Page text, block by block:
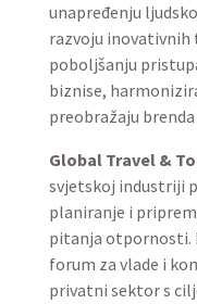
unapređenju
razvoju
poboljšanju
biznise,
preobražaju
Global Travel &
svjetskoj industriji
planiranje i
pitanja otpornosti.
forum za vlade i
privatni sektor s